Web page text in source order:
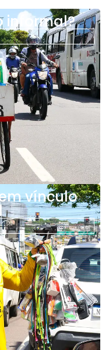
informal?
vínculo